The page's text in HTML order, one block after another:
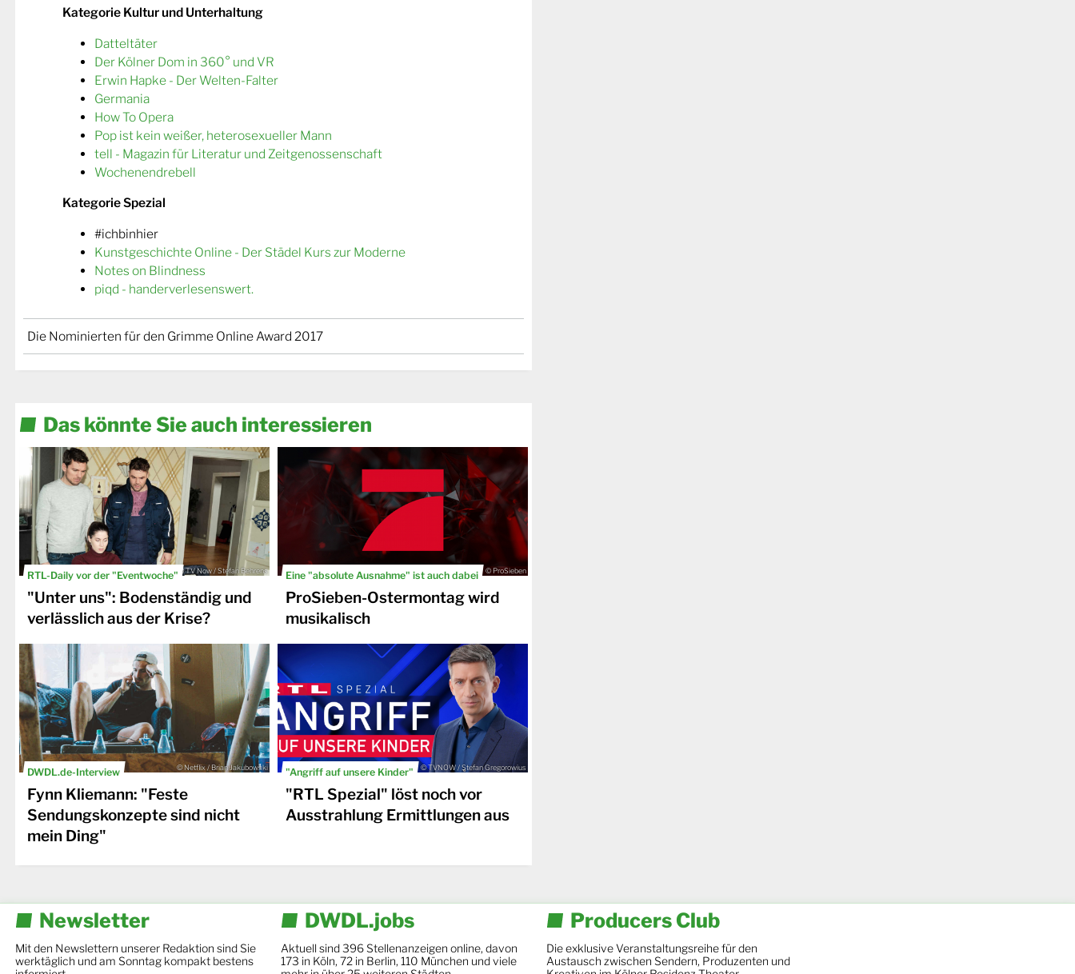
Kategorie Kultur und Unterhaltung
Datteltäter
Der Kölner Dom in 360° und VR
Erwin Hapke - Der Welten-Falter
Germania
How To Opera
Pop ist kein weißer, heterosexueller Mann
tell - Magazin für Literatur und Zeitgenossenschaft
Wochenendrebell
Kategorie Spezial
#ichbinhier
Kunstgeschichte Online - Der Städel Kurs zur Moderne
Notes on Blindness
piqd - handerverlesenswert.
Die Nominierten für den Grimme Online Award 2017
Das könnte Sie auch interessieren
RTL-Daily vor der "Eventwoche" © TV Now / Stefan Behrens
"Unter uns": Bodenständig und
verlässlich aus der Krise?
Eine "absolute Ausnahme" ist auch dabei © ProSieben
ProSieben-Ostermontag wird
musikalisch
DWDL.de-Interview © Netflix / Brian Jakubowski
Fynn Kliemann: "Feste
Sendungskonzepte sind nicht
mein Ding"
"Angriff auf unsere Kinder" © TVNOW / Stefan Gregorowius
"RTL Spezial" löst noch vor
Ausstrahlung Ermittlungen aus
Newsletter
Mit den Newslettern unserer Redaktion sind Sie
werktäglich und am Sonntag kompakt bestens
DWDL.jobs
Aktuell sind 396 Stellenanzeigen online, davon
173 in Köln, 72 in Berlin, 110 München und viele
Producers Club
Die exklusive Veranstaltungsreihe für den
Austausch zwischen Sendern, Produzenten und